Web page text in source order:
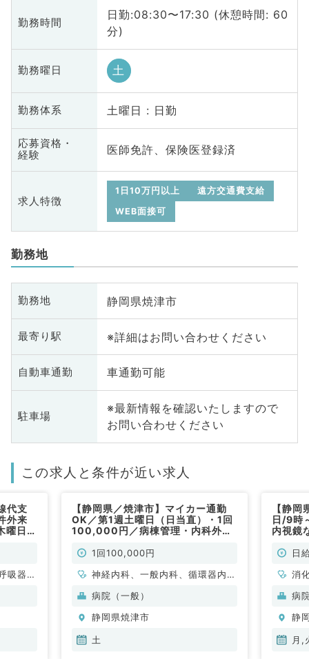
勤務時間
日勤:08:30〜17:30 (休憩時間: 60
分)
勤務曜日 土
勤務体系 土曜日 : 日勤
応募資格・
経験
医師免許、保険医登録済
求人特徴
1日10万円以上
遠方交通費支給
WEB面接可
勤務地
勤務地 静岡県焼津市
最寄り駅 ※詳細はお問い合わせください
自動車通勤 車通勤可能
駐車場
※最新情報を確認いたしますので
お問い合わせください
この求人と条件が近い求人
代支
外来
曜日で
吸器内
【静岡県／焼津市】マイカー通勤
OK／第1週土曜日（日当直）・1回
100,000円／病棟管理・内科外
1回100,000円
神経内科、一般内科、循環器内
科、呼吸器内科、消化器内科、内
内科、血液内科、膠原病科
病院（一般）
静岡県焼津市
土
【静
日/9時
内視鏡
日
消
病
静
月,